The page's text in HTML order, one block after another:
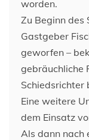
worden.
Zu Beginn des
Gastgeber
geworfen –
gebräuchliche
Schiedsrichter
Eine weitere
dem Einsatz
Als dann nach